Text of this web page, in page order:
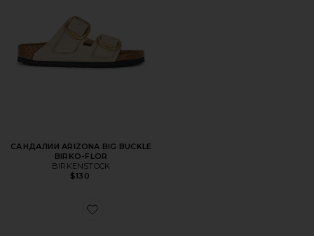
САНДАЛИИ ARIZONA BIG BUCKLE
BIRKO-FLOR
BIRKENSTOCK
$130
Favorite САНДАЛИИ STELLA